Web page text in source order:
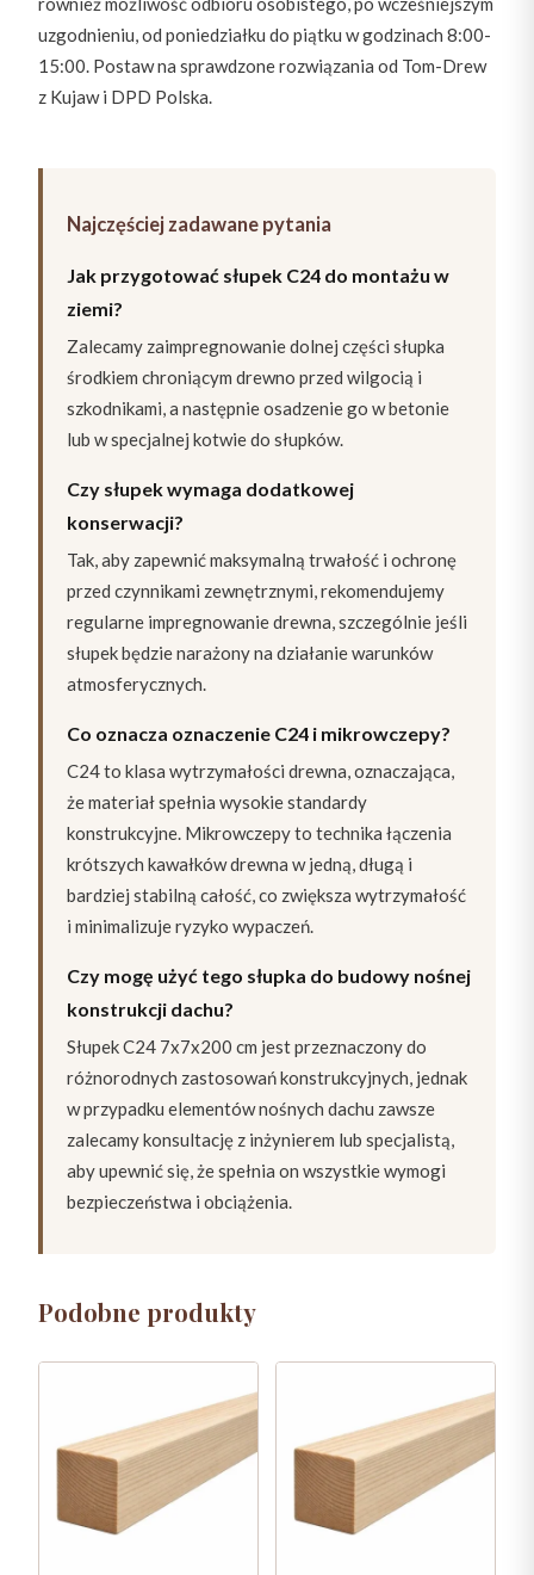
uzgodnieniu, od poniedziałku do piątku w godzinach 8:00-
15:00. Postaw na sprawdzone rozwiązania od Tom-Drew
z Kujaw i DPD Polska.
Najczęściej zadawane pytania
Jak przygotować słupek C24 do montażu w
ziemi?
Zalecamy zaimpregnowanie dolnej części słupka
środkiem chroniącym drewno przed wilgocią i
szkodnikami, a następnie osadzenie go w betonie
lub w specjalnej kotwie do słupków.
Czy słupek wymaga dodatkowej
konserwacji?
Tak, aby zapewnić maksymalną trwałość i ochronę
przed czynnikami zewnętrznymi, rekomendujemy
regularne impregnowanie drewna, szczególnie jeśli
słupek będzie narażony na działanie warunków
atmosferycznych.
Co oznacza oznaczenie C24 i mikrowczepy?
C24 to klasa wytrzymałości drewna, oznaczająca,
że materiał spełnia wysokie standardy
konstrukcyjne. Mikrowczepy to technika łączenia
krótszych kawałków drewna w jedną, długą i
bardziej stabilną całość, co zwiększa wytrzymałość
i minimalizuje ryzyko wypaczeń.
Czy mogę użyć tego słupka do budowy nośnej
konstrukcji dachu?
Słupek C24 7x7x200 cm jest przeznaczony do
różnorodnych zastosowań konstrukcyjnych, jednak
w przypadku elementów nośnych dachu zawsze
zalecamy konsultację z inżynierem lub specjalistą,
aby upewnić się, że spełnia on wszystkie wymogi
bezpieczeństwa i obciążenia.
Podobne produkty